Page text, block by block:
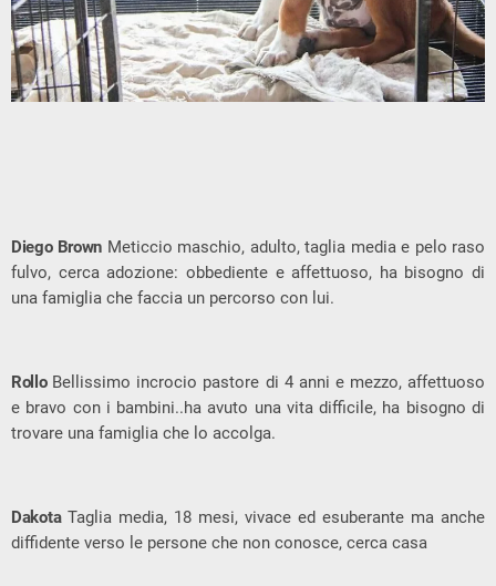
Diego Brown Meticcio maschio, adulto, taglia media e pelo raso
fulvo, cerca adozione: obbediente e affettuoso, ha bisogno di
una famiglia che faccia un percorso con lui.
Rollo Bellissimo incrocio pastore di 4 anni e mezzo, affettuoso
e bravo con i bambini..ha avuto una vita difficile, ha bisogno di
trovare una famiglia che lo accolga.
Dakota Taglia media, 18 mesi, vivace ed esuberante ma anche
diffidente verso le persone che non conosce, cerca casa